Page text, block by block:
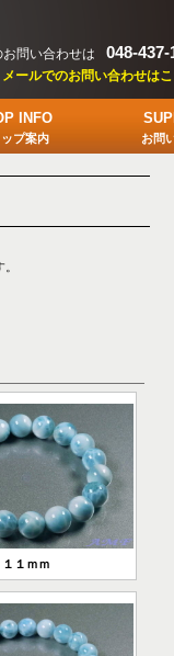
お問い合わせは 048-437-
メールでのお問い合わせは
１ｍｍ
INFO
プ案内 お問